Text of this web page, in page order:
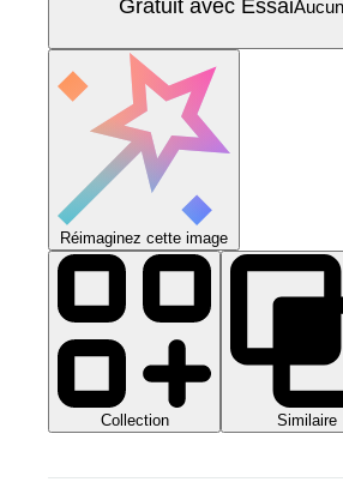
Gratuit avec Essai
Réimaginez cette image
Collection Similaire